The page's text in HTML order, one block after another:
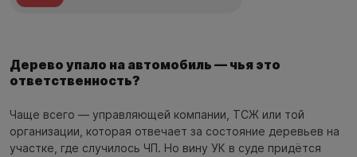
Дерево упало на автомобиль — чья это
ответственность?
Чаще всего — управляющей компании, ТСЖ или той
организации, которая отвечает за состояние деревьев на
участке, где случилось ЧП. Но вину УК в суде придётся